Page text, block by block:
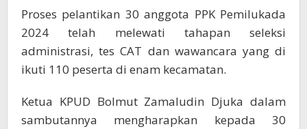
Proses pelantikan 30 anggota PPK Pemilukada
2024 telah melewati tahapan seleksi
administrasi, tes CAT dan wawancara yang di
ikuti 110 peserta di enam kecamatan.
Ketua KPUD Bolmut Zamaludin Djuka dalam
sambutannya mengharapkan kepada 30